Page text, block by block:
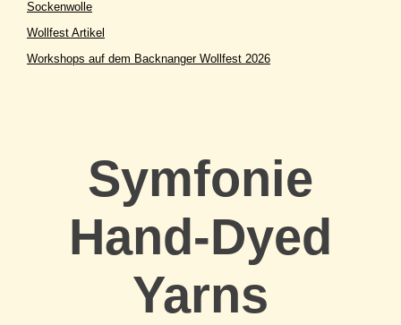
Symfonie
Hand-Dyed
Yarns
Sockenwolle
Wollfest Artikel
Workshops auf dem Backnanger Wollfest 2026